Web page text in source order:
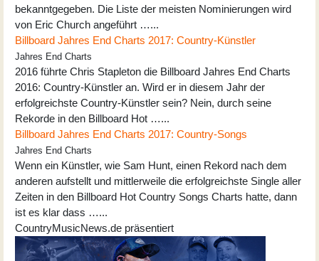
bekanntgegeben. Die Liste der meisten Nominierungen wird
von Eric Church angeführt …...
Billboard Jahres End Charts 2017: Country-Künstler
Jahres End Charts
2016 führte Chris Stapleton die Billboard Jahres End Charts
2016: Country-Künstler an. Wird er in diesem Jahr der
erfolgreichste Country-Künstler sein? Nein, durch seine
Rekorde in den Billboard Hot …...
Billboard Jahres End Charts 2017: Country-Songs
Jahres End Charts
Wenn ein Künstler, wie Sam Hunt, einen Rekord nach dem
anderen aufstellt und mittlerweile die erfolgreichste Single aller
Zeiten in den Billboard Hot Country Songs Charts hatte, dann
ist es klar dass …...
CountryMusicNews.de präsentiert